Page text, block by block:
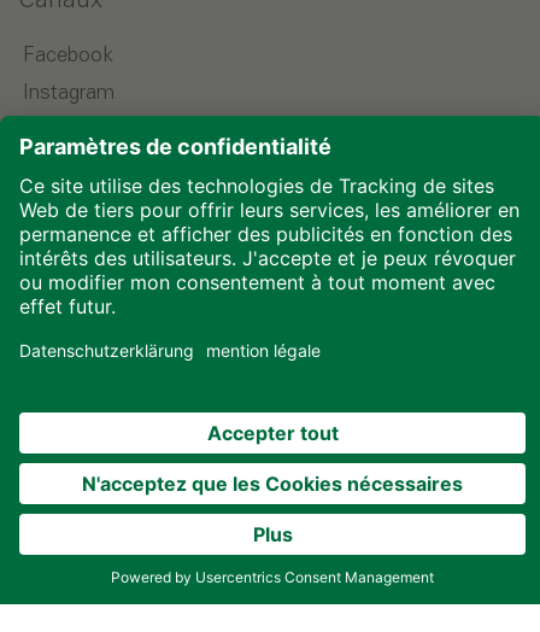
Facebook
Instagram
Choisir la langue
Protection des données
Téléchargements
Cookies